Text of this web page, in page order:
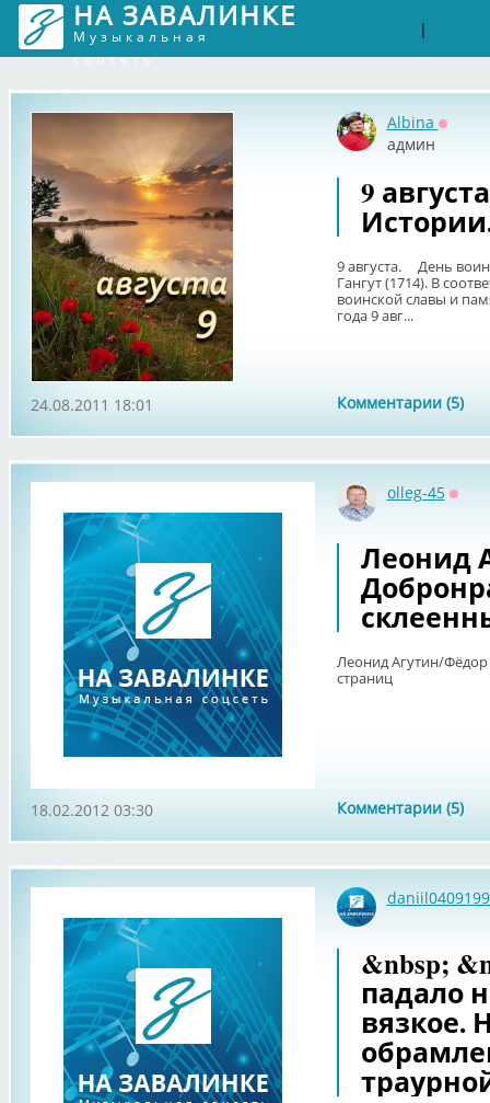
НА ЗАВАЛИНКЕ
Музыкальная
соцсеть
|
Albina
админ
9
9 августа. День
Гангут (1714). В
воинской славы и
года 9 авг...
Комментарии (5)
24.08.2011 18:01
olleg-45
Леонид
Леонид Агутин/
страниц
Комментарии (5)
18.02.2012 03:30
&nbsp;
падало
вязкое.